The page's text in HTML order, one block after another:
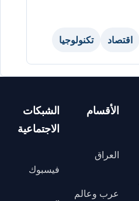
اقتصاد تكنولوجيا
الأقسام
العراق
عرب وعالم
الشبكات
الاجتماعية
فيسبوك